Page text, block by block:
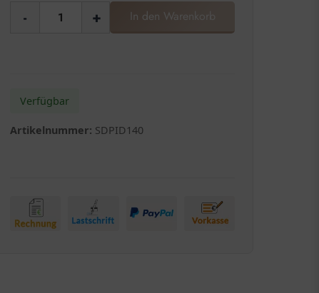
- + In den Warenkorb
Verfügbar
Artikelnummer: SDPID140